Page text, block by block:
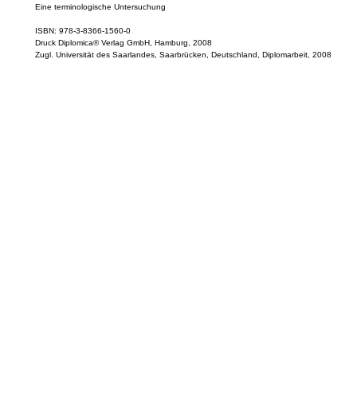
Eine terminologische Untersuchung
ISBN: 978-3-8366-1560-0
Druck Diplomica® Verlag GmbH, Hamburg, 2008
Zugl. Universität des Saarlandes, Saarbrücken, Deutschland, Diplomarbeit, 2008